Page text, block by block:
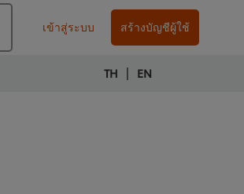
เข้าสู่ระบบ สร้างบัญชีผู้ใช้
TH | EN